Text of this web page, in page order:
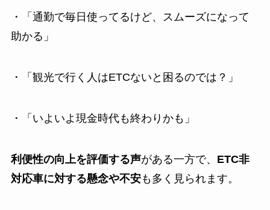
・「通勤で毎日使ってるけど、スムーズになって
助かる」
・「観光で行く人はETCないと困るのでは？」
・「いよいよ現金時代も終わりかも」
利便性の向上を評価する声がある一方で、 ETC非
対応車に対する懸念や不安も多く見られます。